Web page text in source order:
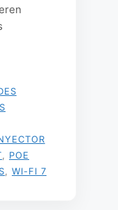
POE
WI-FI 7